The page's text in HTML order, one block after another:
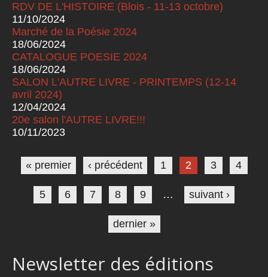
RDV DE L'HISTOIRE (Blois - 11-13 octobre)
11/10/2024
Marché de la Poésie 2024
18/06/2024
CATALOGUE POESIE 2024
18/06/2024
SALON L'AUTRE LIVRE - PRINTEMPS (12-14
avril 2024)
12/04/2024
20e salon l'AUTRE LIVRE!!!
10/11/2023
Pages
« premier ‹ précédent 1 2 3 4
5 6 7 8 9 … suivant ›
dernier »
Newsletter des éditions